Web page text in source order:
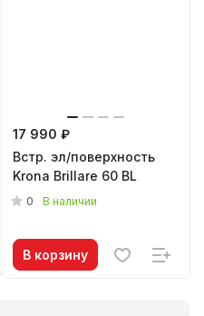
17 990 ₽
Встр. эл/поверхность
Krona Brillare 60 BL
0 В наличии
В корзину